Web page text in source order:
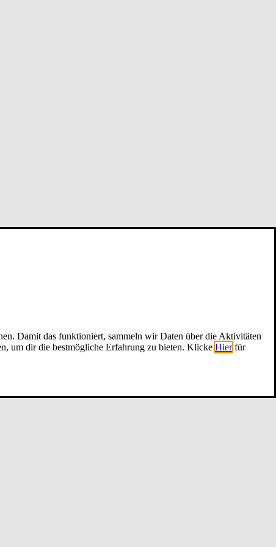
Damit das funktioniert, sammeln wir Daten über die Aktivitäten
um dir die bestmögliche Erfahrung zu bieten. Klicke Hier für